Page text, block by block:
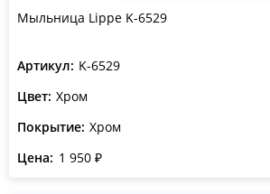
Мыльница Lippe K-6529
Артикул: K-6529
Цвет: Хром
Покрытие: Хром
Цена: 1 950 ₽